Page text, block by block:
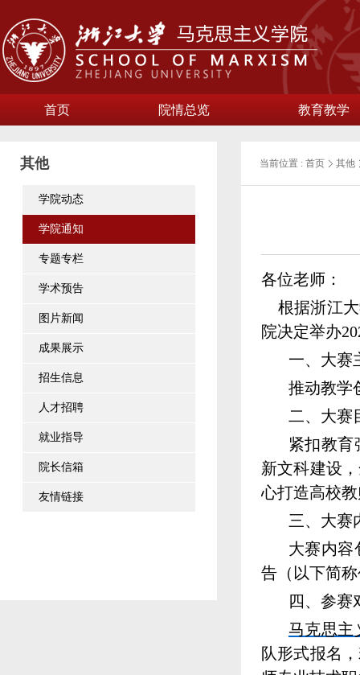
首页 院情总览 教育教学
其他
学院动态
学院通知
专题专栏
学术预告
图片新闻
成果展示
招生信息
人才招聘
就业指导
院长信箱
友情链接
当前位置 : 首页 其他
各位老师：
根据浙江
院决定举办
一、大赛
推动教学
二、大赛
紧扣教育
新文科建设
心打造高校
三、大赛
大赛内容
告（以下简
四、参赛
马克思主
队形式报名